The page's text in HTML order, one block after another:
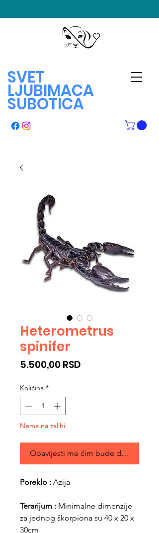
SVET
LJUBIMACA
SUBOTICA
Heterometrus
spinifer
5.500,00 RSD
Količina *
Nema na zalihi
Obavijesti me čim bude dostupno
Poreklo : Azija
Terarijum : Minimalne dimenzije
za jednog škorpiona su 40 x 20 x
30cm